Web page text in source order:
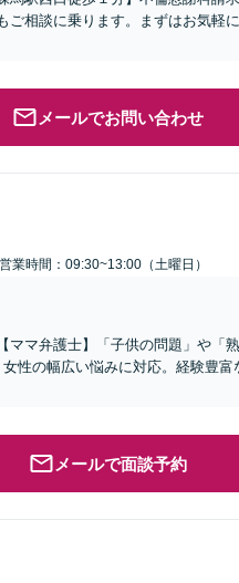
相談に乗ります。まずはお気軽
メールでお問い合わせ
営業時間：09:30~13:00（土曜日）
ママ弁護士】「子供の問題」や「
性の幅広い悩みに対応。経験豊富
メールで面談予約